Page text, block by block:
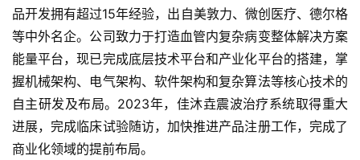
融
资
报
道
商
品开发拥有超过15年经验，出自美敦力、微创医疗、德尔格
等中外名企。公司致力于打造血管内复杂病变整体解决方案
能量平台，现已完成底层技术平台和产业化平台的搭建，掌
握机械架构、电气架构、软件架构和复杂算法等核心技术的
自主研发及布局。2023年，佳沐垚震波治疗系统取得重大
进展，完成临床试验随访，加快推进产品注册工作，完成了
商业化领域的提前布局。